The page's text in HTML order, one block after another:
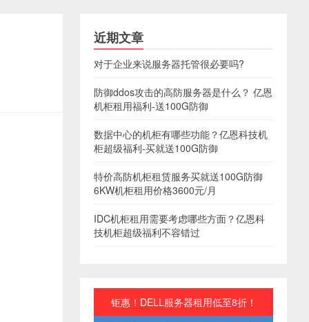
近期文章
对于企业来说服务器托管很必要吗?
防御ddos攻击的高防服务器是什么？ 亿恩
机柜租用福利-送100G防御
数据中心的机柜有哪些功能？亿恩科技机
柜超级福利-买就送100G防御
特价高防机柜租赁服务买就送100G防御
6KW机柜租用价格3600元/月
IDC机柜租用需要考虑哪些方面？亿恩科
技机柜超级福利不容错过
钜惠！DELL服务器租用低至8折！